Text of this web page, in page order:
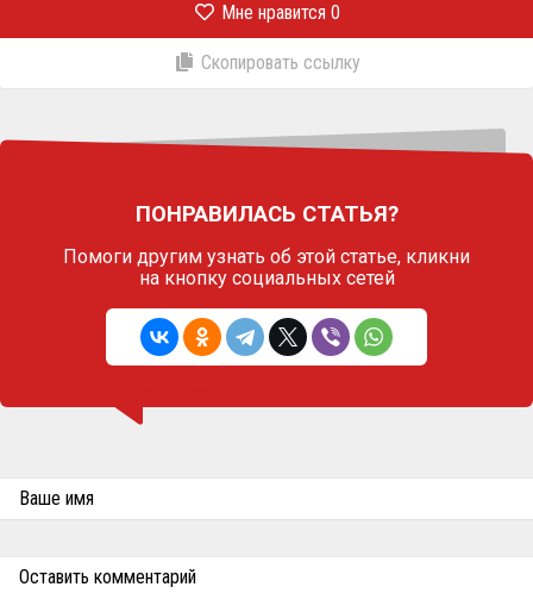
Мне нравится 0
Скопировать ссылку
ПОНРАВИЛАСЬ СТАТЬЯ?
Помоги другим узнать об этой статье, кликни
на кнопку социальных сетей
Ваше имя
Оставить комментарий